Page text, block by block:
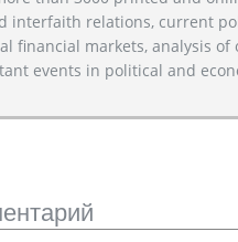
interfaith relations, current
financial markets, analysis
events in political and